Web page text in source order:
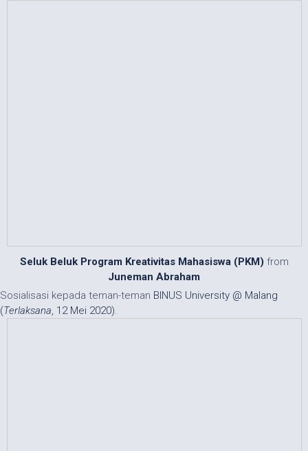
Seluk Beluk Program Kreativitas Mahasiswa (PKM) from
Juneman Abraham
Sosialisasi kepada teman-teman BINUS University @ Malang
(Terlaksana, 12 Mei 2020).